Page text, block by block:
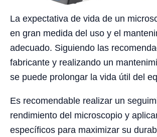
La expectativa de vida de un
en gran medida del uso y el
adecuado. Siguiendo las
fabricante y realizando un
se puede prolongar la vida útil del
Es recomendable realizar un
rendimiento del microscopio y
específicos para maximizar su